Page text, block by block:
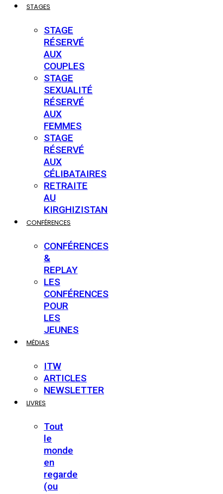
STAGES
STAGE
RÉSERVÉ
AUX
COUPLES
STAGE
SEXUALITÉ
RÉSERVÉ
AUX
FEMMES
STAGE
RÉSERVÉ
AUX
CÉLIBATAIRES
RETRAITE
AU
KIRGHIZISTAN
CONFÉRENCES
CONFÉRENCES
&
REPLAY
LES
CONFÉRENCES
POUR
LES
JEUNES
MÉDIAS
ITW
ARTICLES
NEWSLETTER
LIVRES
Tout
le
monde
en
regarde
(ou